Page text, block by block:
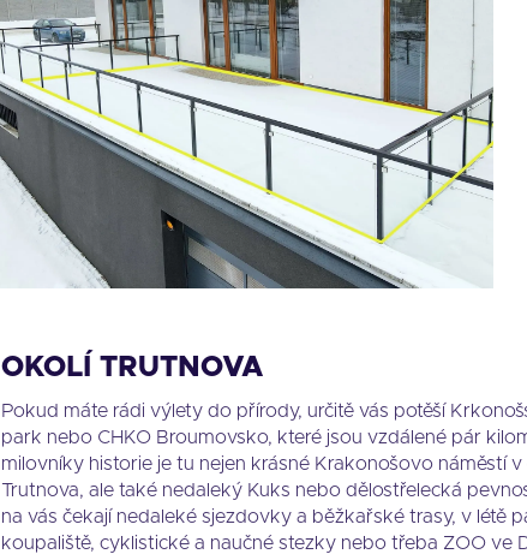
OKOLÍ TRUTNOVA
Pokud máte rádi výlety do přírody, určitě vás potěší
park nebo CHKO Broumovsko, které jsou vzdálené pár
milovníky historie je tu nejen krásné Krakonošovo náměstí v
Trutnova, ale také nedaleký Kuks nebo dělostřelecká
na vás čekají nedaleké sjezdovky a běžkařské trasy, v létě
koupaliště, cyklistické a naučné stezky nebo třeba ZOO ve